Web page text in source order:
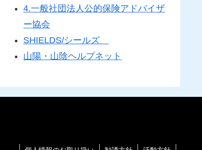
4.一般社団法人公的保険アドバイザ
ー協会
SHIELDS/シールズ
山陽・山陰ヘルプネット